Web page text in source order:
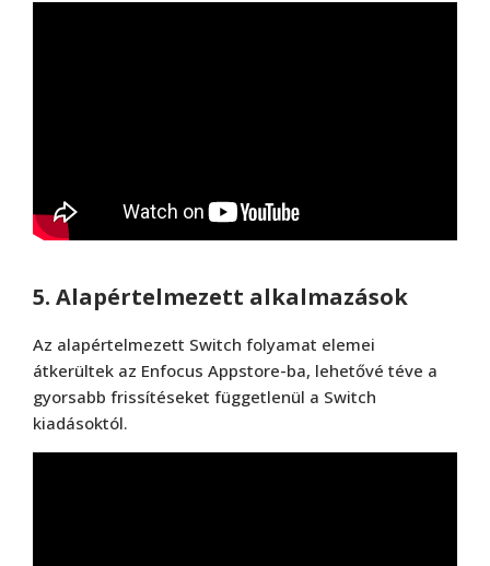
5. Alapértelmezett alkalmazások
Az alapértelmezett Switch folyamat elemei
átkerültek az Enfocus Appstore-ba, lehetővé téve a
gyorsabb frissítéseket függetlenül a Switch
kiadásoktól.